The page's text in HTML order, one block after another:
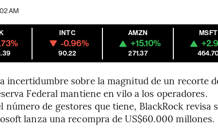
AM
INTC
-0.96%
90.22
AMZN
+15.10%
271.37
MSFT
incertidumbre sobre la magnitud de un recorte
Federal mantiene en vilo a los operadores.
número de gestores que tiene, BlackRock revisa
lanza una recompra de US$60.000 millones.